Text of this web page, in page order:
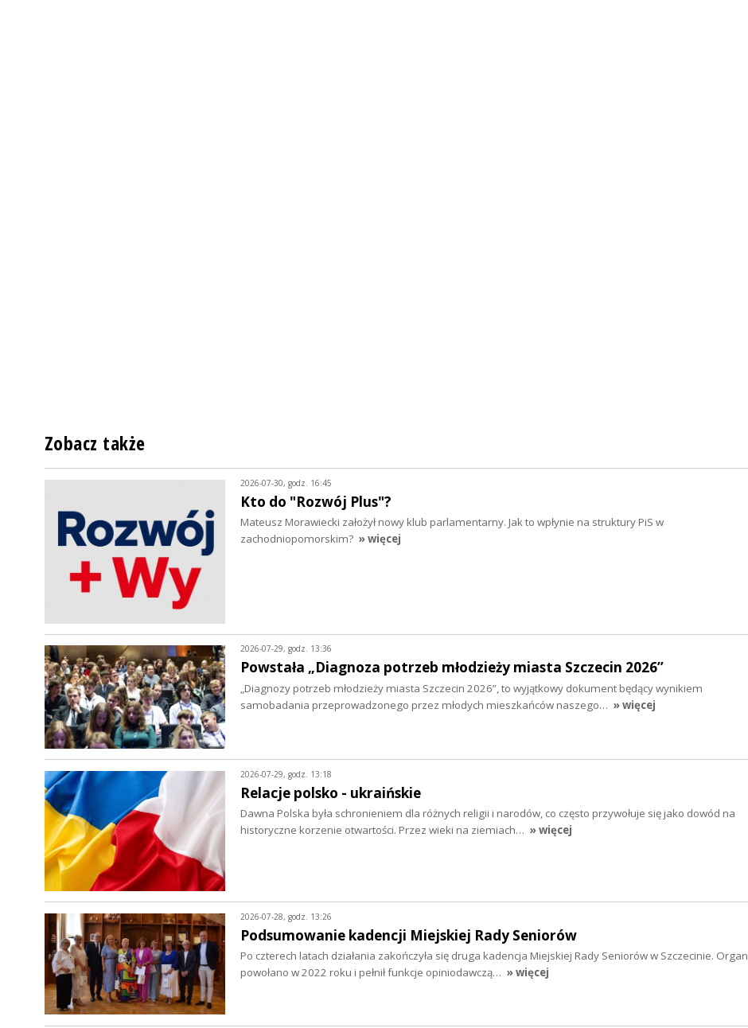
Zobacz także
2026-07-30, godz. 16:45
Kto do "Rozwój Plus"?
Mateusz Morawiecki założył nowy klub parlamentarny. Jak to wpłynie na struktury PiS w
zachodniopomorskim? » więcej
2026-07-29, godz. 13:36
Powstała „Diagnoza potrzeb młodzieży miasta Szczecin 2026”
„Diagnozy potrzeb młodzieży miasta Szczecin 2026”, to wyjątkowy dokument będący wynikiem
samobadania przeprowadzonego przez młodych mieszkańców naszego… » więcej
2026-07-29, godz. 13:18
Relacje polsko - ukraińskie
Dawna Polska była schronieniem dla różnych religii i narodów, co często przywołuje się jako dowód na
historyczne korzenie otwartości. Przez wieki na ziemiach… » więcej
2026-07-28, godz. 13:26
Podsumowanie kadencji Miejskiej Rady Seniorów
Po czterech latach działania zakończyła się druga kadencja Miejskiej Rady Seniorów w Szczecinie. Organ
powołano w 2022 roku i pełnił funkcje opiniodawczą… » więcej